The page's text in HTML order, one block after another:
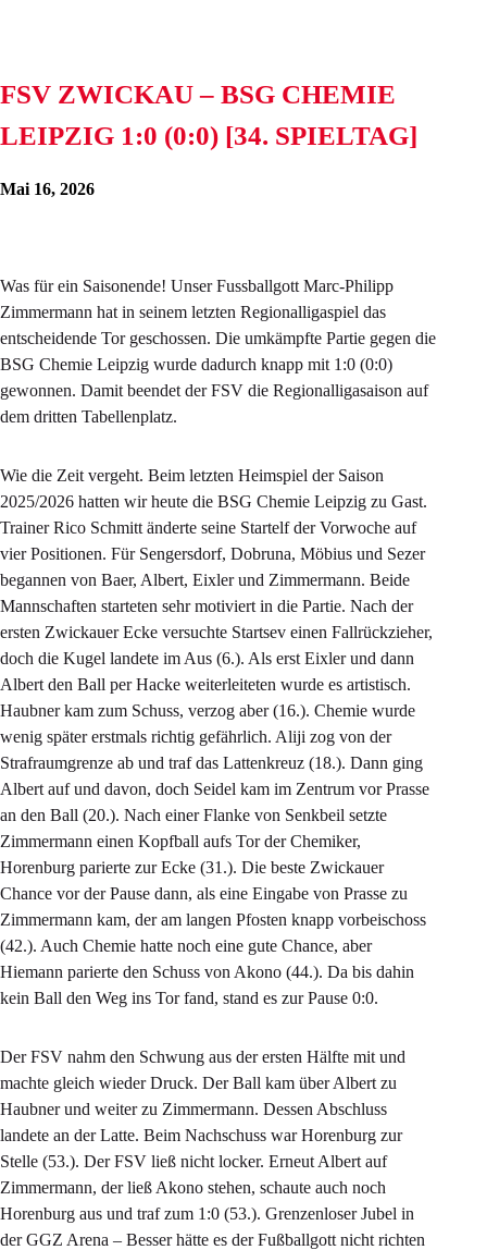
FSV ZWICKAU – BSG CHEMIE
LEIPZIG 1:0 (0:0) [34. SPIELTAG]
Mai 16, 2026
Was für ein Saisonende! Unser Fussballgott Marc-Philipp
Zimmermann hat in seinem letzten Regionalligaspiel das
entscheidende Tor geschossen. Die umkämpfte Partie gegen die
BSG Chemie Leipzig wurde dadurch knapp mit 1:0 (0:0)
gewonnen. Damit beendet der FSV die Regionalligasaison auf
dem dritten Tabellenplatz.
Wie die Zeit vergeht. Beim letzten Heimspiel der Saison
2025/2026 hatten wir heute die BSG Chemie Leipzig zu Gast.
Trainer Rico Schmitt änderte seine Startelf der Vorwoche auf
vier Positionen. Für Sengersdorf, Dobruna, Möbius und Sezer
begannen von Baer, Albert, Eixler und Zimmermann. Beide
Mannschaften starteten sehr motiviert in die Partie. Nach der
ersten Zwickauer Ecke versuchte Startsev einen Fallrückzieher,
doch die Kugel landete im Aus (6.). Als erst Eixler und dann
Albert den Ball per Hacke weiterleiteten wurde es artistisch.
Haubner kam zum Schuss, verzog aber (16.). Chemie wurde
wenig später erstmals richtig gefährlich. Aliji zog von der
Strafraumgrenze ab und traf das Lattenkreuz (18.). Dann ging
Albert auf und davon, doch Seidel kam im Zentrum vor Prasse
an den Ball (20.). Nach einer Flanke von Senkbeil setzte
Zimmermann einen Kopfball aufs Tor der Chemiker,
Horenburg parierte zur Ecke (31.). Die beste Zwickauer
Chance vor der Pause dann, als eine Eingabe von Prasse zu
Zimmermann kam, der am langen Pfosten knapp vorbeischoss
(42.). Auch Chemie hatte noch eine gute Chance, aber
Hiemann parierte den Schuss von Akono (44.). Da bis dahin
kein Ball den Weg ins Tor fand, stand es zur Pause 0:0.
Der FSV nahm den Schwung aus der ersten Hälfte mit und
machte gleich wieder Druck. Der Ball kam über Albert zu
Haubner und weiter zu Zimmermann. Dessen Abschluss
landete an der Latte. Beim Nachschuss war Horenburg zur
Stelle (53.). Der FSV ließ nicht locker. Erneut Albert auf
Zimmermann, der ließ Akono stehen, schaute auch noch
Horenburg aus und traf zum 1:0 (53.). Grenzenloser Jubel in
der GGZ Arena – Besser hätte es der Fußballgott nicht richten